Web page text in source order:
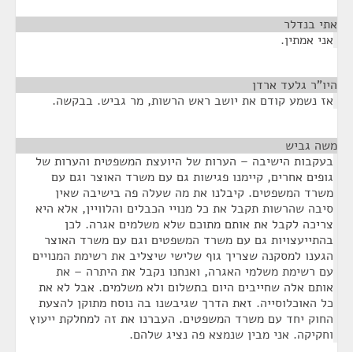
אתי בנדלר
אני אמתין.
היו"ר גלעד ארדן
אז נשמע קודם את יושב ראש הרשות, מר גביש. בבקשה.
משה גביש
בעקבות הישיבה – הערות של היועצת המשפטית והערות של
גופים אחרים, קיימנו פגישות גם עם משרד האוצר וגם עם
משרד המשפטים. קיבלנו את מה שעלה פה בישיבה שאין
סיבה שהרשות תקבל את כל מנויי הכבלים והלוויין, אלא היא
צריכה לקבל את אותם מתוכם שלא משלמים אגרה. לכן
בהתייעצויות גם עם משרד המשפטים וגם עם משרד האוצר
הגענו למסקנה שצריך גוף שלישי שיצליב את רשימת המנויים
עם רשימת משלמי האגרה, ואנחנו נקבל את היתרה – את
אותם אלה שחייבים היום בתשלום ולא משלמים. אבל לא את
כל האוכלוסייה. זאת הדרך שגיבשנו בה נוסח מתוקן להצעת
החוק יחד עם משרד המשפטים. העברנו את זה למחלקת ייעוץ
וחקיקה. אני מבין שנמצא פה נציג שלהם.